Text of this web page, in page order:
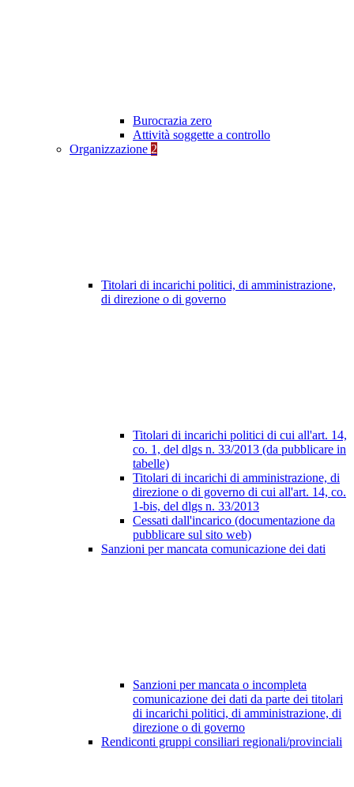
Burocrazia zero
Attività soggette a controllo
Organizzazione 2
Titolari di incarichi politici, di amministrazione,
di direzione o di governo
Titolari di incarichi politici di cui all'art. 14,
co. 1, del dlgs n. 33/2013 (da pubblicare in
tabelle)
Titolari di incarichi di amministrazione, di
direzione o di governo di cui all'art. 14, co.
1-bis, del dlgs n. 33/2013
Cessati dall'incarico (documentazione da
pubblicare sul sito web)
Sanzioni per mancata comunicazione dei dati
Sanzioni per mancata o incompleta
comunicazione dei dati da parte dei titolari
di incarichi politici, di amministrazione, di
direzione o di governo
Rendiconti gruppi consiliari regionali/provinciali